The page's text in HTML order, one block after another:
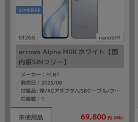
512GB nanoSIM
SIMFREE
arrows Alpha M08 ホワイト【国
内版SIMフリー】
メーカー：FCNT
発売日：2025/08
付属品: 箱/ACアダプタ/USBケーブル/クイックスタートガイド
在庫数：1
未使用品 69,800 円 (税込)